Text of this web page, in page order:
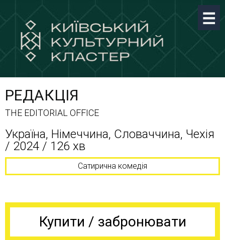
РЕДАКЦІЯ
THE EDITORIAL OFFICE
Україна, Німеччина, Словаччина, Чехія
/ 2024 / 126 хв
Сатирична комедія
Купити / забронювати